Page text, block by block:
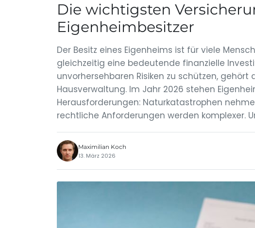
Die wichtigsten
Eigenheimbesitzer
Der Besitz eines Eigenheims ist für viele
gleichzeitig eine bedeutende finanzielle
unvorhersehbaren Risiken zu schützen,
Hausverwaltung. Im Jahr 2026 stehen
Herausforderungen: Naturkatastrophen
rechtliche Anforderungen werden komplexer.
Maximilian Koch
13. März 2026